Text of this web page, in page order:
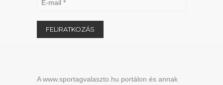
A www.sportagvalaszto.hu portálon és annak